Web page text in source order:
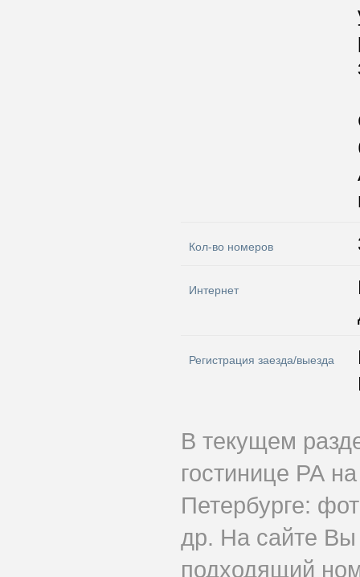
Кол-во номеров
Интернет
Регистрация заезда/выезда
В текущем
гостинице РА
Петербурге:
др. На сайте Вы
подходящий